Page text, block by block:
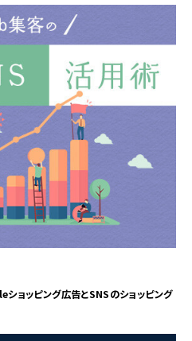
ショッピング広告とSNSのショッピング